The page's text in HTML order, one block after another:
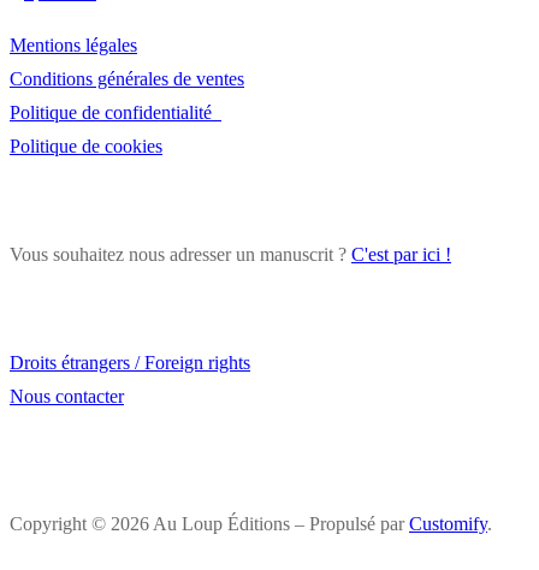
des
publications
Mentions légales
Conditions générales de ventes
Politique de confidentialité
Politique de cookies
Vous souhaitez nous adresser un manuscrit ? C'est par ici !
Droits étrangers / Foreign rights
Nous contacter
Copyright © 2026 Au Loup Éditions – Propulsé parCustomify.